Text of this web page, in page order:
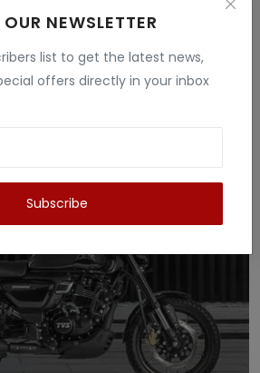
NEWSLETTER
list to get the latest news,
offers directly in your inbox
Subscribe